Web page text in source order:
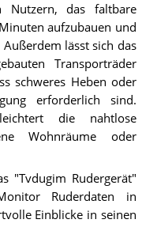
Nutzern, das faltbare
aufzubauen und
lässt sich das
Transporträder
schweres Heben oder
erforderlich sind.
die nahtlose
Wohnräume oder
"Tvdugim Rudergerät"
Ruderdaten in
Einblicke in seinen